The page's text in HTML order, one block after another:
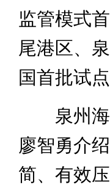
监管模式
尾港区、
国首批试
泉州海
廖智勇介
简、有效